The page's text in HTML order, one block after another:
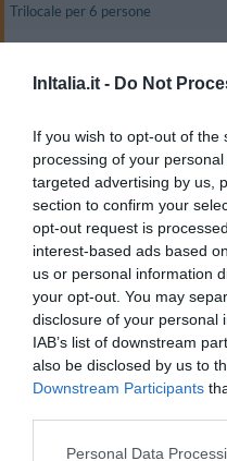
InItalia.it - Do Not
If you wish to opt-out of
processing of your
targeted advertising by us,
section to confirm your
opt-out request is
interest-based ads based
us or personal information
your opt-out. You may
disclosure of your personal
IAB’s list of downstream
also be disclosed by us to
Downstream Participants
Personal Data
Trilocale per 6 persone
Appartamento per 4 persone
Appartamento per 6 persone
La struttura è composta da 22
bilocali, 6 trilocali, 1
giardino.
Le camere e gli appartamenti
(satellitare su richiesta),
attrezzatura completa per
Internet, bagno privato.
Camere disponibili: Bilocale
Appartamento per 4 persone,
Servizi Inclusi nel
Aria condizionata nelle aree